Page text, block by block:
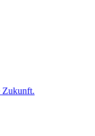
Zukunft.